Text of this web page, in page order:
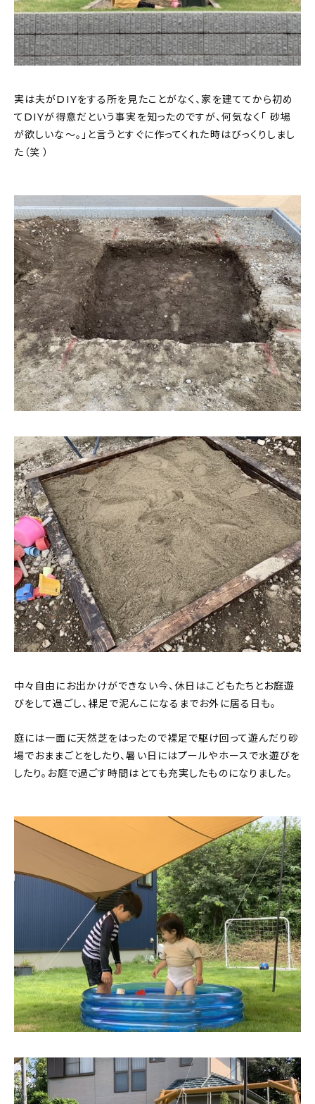
実は夫がDIYをする所を見たことがなく、家を建ててから初め
てDIYが得意だという事実を知ったのですが、何気なく「 砂場
が欲しいな～。」と言うとすぐに作ってくれた時はびっくりしまし
た（笑 ）
中々自由にお出かけができない今、休日はこどもたちとお庭遊
びをして過ごし、裸足で泥んこになるまでお外に居る日も。
庭には一面に天然芝をはったので裸足で駆け回って遊んだり砂
場でおままごとをしたり、暑い日にはプールやホースで水遊びを
したり。お庭で過ごす時間はとても充実したものになりました。